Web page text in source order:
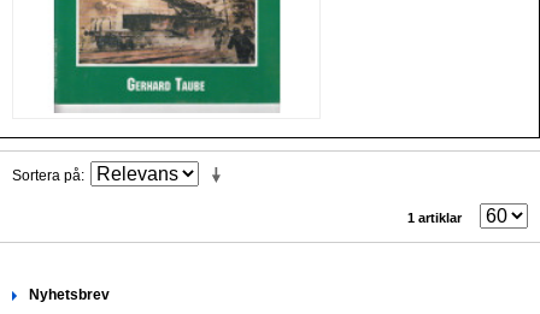
Sortera på
1 artiklar
Nyhetsbrev